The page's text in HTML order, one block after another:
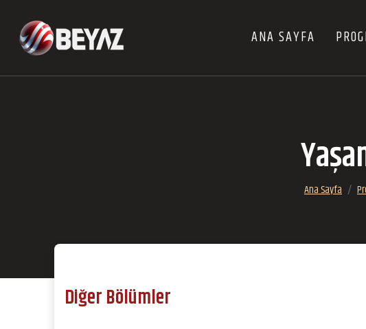
ANA SAYFA
Ana Sayfa
Diğer Bölümler